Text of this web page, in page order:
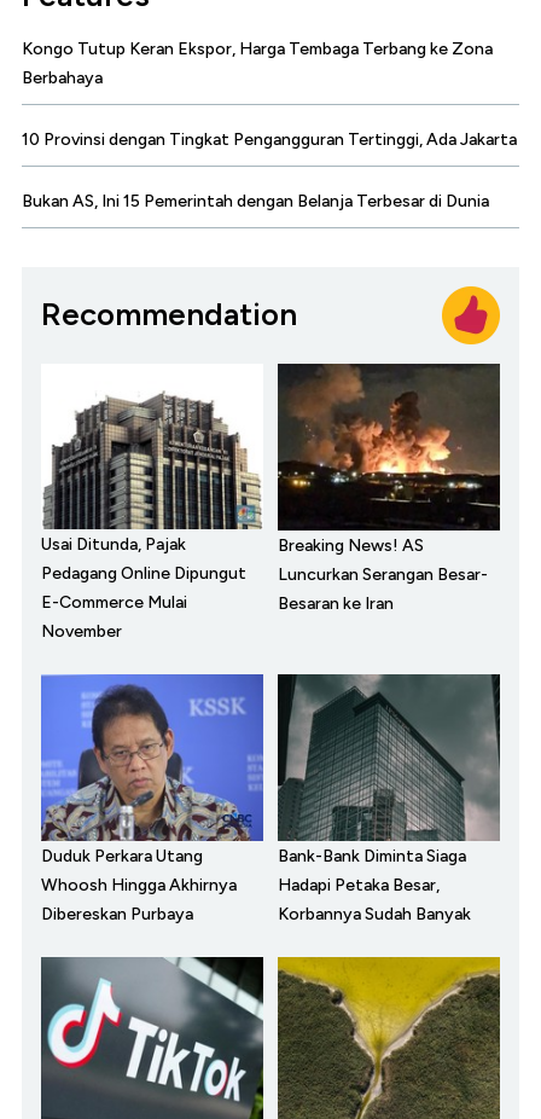
Kongo Tutup Keran Ekspor, Harga Tembaga Terbang ke Zona
Berbahaya
10 Provinsi dengan Tingkat Pengangguran Tertinggi, Ada Jakarta
Bukan AS, Ini 15 Pemerintah dengan Belanja Terbesar di Dunia
Recommendation
Usai Ditunda, Pajak
Pedagang Online Dipungut
E-Commerce Mulai
November
Breaking News! AS
Luncurkan Serangan Besar-
Besaran ke Iran
Duduk Perkara Utang
Whoosh Hingga Akhirnya
Dibereskan Purbaya
Bank-Bank Diminta Siaga
Hadapi Petaka Besar,
Korbannya Sudah Banyak